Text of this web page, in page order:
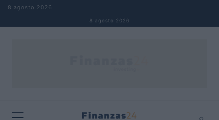
Saltar al contenido
8 agosto 2026
8 agosto 2026
⌕